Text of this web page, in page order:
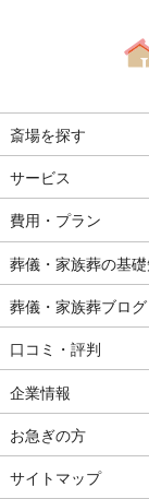
斎場を探す
サービス
費用・プラン
葬儀・家族葬の基
葬儀・家族葬ブログ
口コミ・評判
企業情報
お急ぎの方
サイトマップ